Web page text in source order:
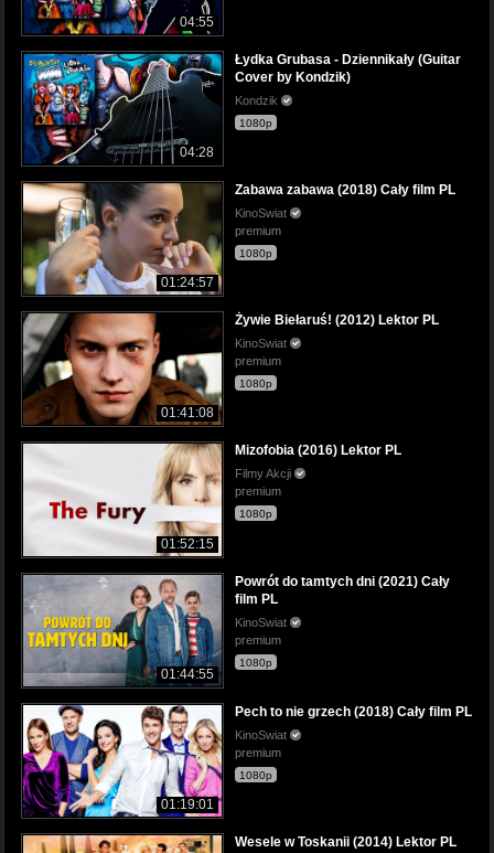
04:55
04:28
Łydka Grubasa - Dziennikały (Guitar
Cover by Kondzik)
Kondzik
1080p
01:24:57
Zabawa zabawa (2018) Cały film PL
KinoSwiat
premium
1080p
01:41:08
Żywie Biełaruś! (2012) Lektor PL
KinoSwiat
premium
1080p
01:52:15
Mizofobia (2016) Lektor PL
Filmy Akcji
premium
1080p
01:44:55
Powrót do tamtych dni (2021) Cały
film PL
KinoSwiat
premium
1080p
01:19:01
Pech to nie grzech (2018) Cały film PL
KinoSwiat
premium
1080p
Wesele w Toskanii (2014) Lektor PL